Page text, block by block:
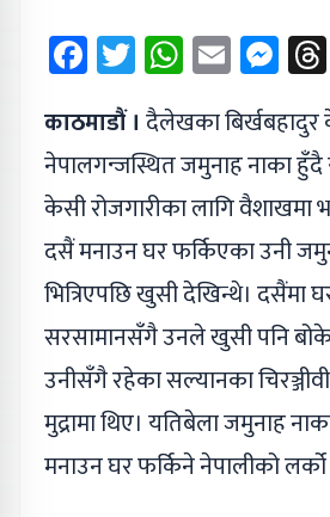
Facebook
TwitterEmail
काठमाडौं । दैलेखका
नेपालगन्जस्थित जमुनाह नाका हुँदै
केसी रोजगारीका लागि वैशाखमा
दसैं मनाउन घर फर्किएका उनी
भित्रिएपछि खुसी देखिन्थे। दसैंमा
सरसामानसँगै उनले खुसी पनि
उनीसँगै रहेका सल्यानका
मुद्रामा थिए। यतिबेला जमुनाह
मनाउन घर फर्किने नेपालीको